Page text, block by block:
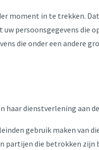
moment in te trekken.
persoonsgegevens die
die onder een andere
haar dienstverlening aan
gebruik maken van
die betrokken